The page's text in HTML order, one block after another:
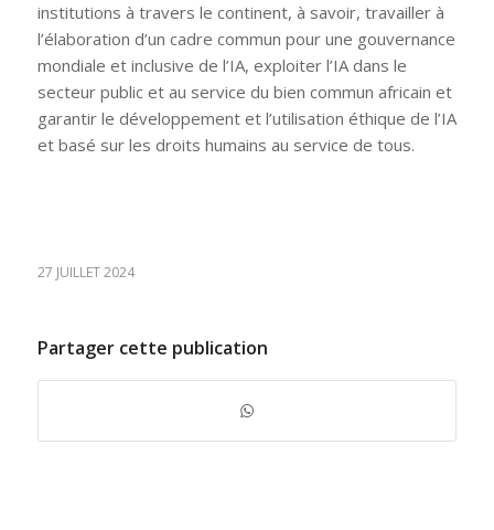
institutions à travers le continent, à savoir, travailler à
l’élaboration d’un cadre commun pour une gouvernance
mondiale et inclusive de l’IA, exploiter l’IA dans le
secteur public et au service du bien commun africain et
garantir le développement et l’utilisation éthique de l’IA
et basé sur les droits humains au service de tous.
27 JUILLET 2024
Partager cette publication